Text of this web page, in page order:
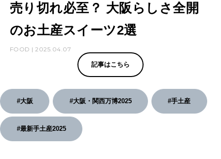
売り切れ必至？ 大阪らしさ全開
のお土産スイーツ2選
FOOD | 2025.04.07
記事はこちら
#大阪 #大阪・関西万博2025 #手土産
#最新手土産2025